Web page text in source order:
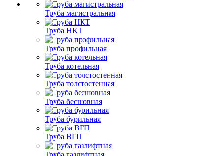
Труба магистральная
Труба НКТ
Труба профильная
Труба котельная
Труба толстостенная
Труба бесшовная
Труба бурильная
Труба ВГП
Труба газлифтная